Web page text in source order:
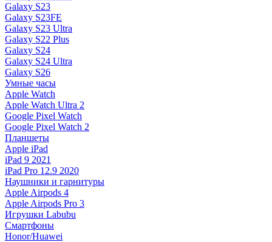
Galaxy S23
Galaxy S23FE
Galaxy S23 Ultra
Galaxy S22 Plus
Galaxy S24
Galaxy S24 Ultra
Galaxy S26
Умные часы
Apple Watch
Apple Watch Ultra 2
Google Pixel Watch
Google Pixel Watch 2
Планшеты
Apple iPad
iPad 9 2021
iPad Pro 12.9 2020
Наушники и гарнитуры
Apple Airpods 4
Apple Airpods Pro 3
Игрушки Labubu
Смартфоны
Honor/Huawei